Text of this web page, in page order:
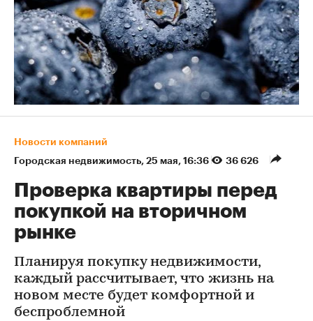
Новости компаний
Городская недвижимость⁠, 25 мая, 16:36 36 626
Проверка квартиры перед
покупкой на вторичном
рынке
Планируя покупку недвижимости,
каждый рассчитывает, что жизнь на
новом месте будет комфортной и
беспроблемной